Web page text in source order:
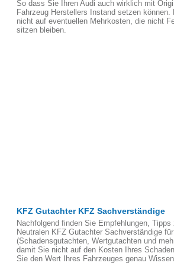
So dass Sie Ihren Audi auch wirklich mit
Fahrzeug Herstellers Instand setzen können.
nicht auf eventuellen Mehrkosten, die nicht
sitzen bleiben.
KFZ Gutachter KFZ Sachverständige
Nachfolgend finden Sie Empfehlungen, Tipps
Neutralen KFZ Gutachter Sachverständige
(Schadensgutachten, Wertgutachten und
damit Sie nicht auf den Kosten Ihres
Sie den Wert Ihres Fahrzeuges genau